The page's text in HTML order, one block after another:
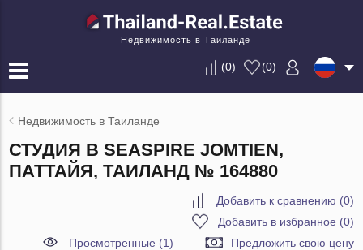
Недвижимость в Таиланде
(0) (0)
Недвижимость в Таиланде
СТУДИЯ В SEASPIRE JOMTIEN,
ПАТТАЙЯ, ТАИЛАНД № 164880
Добавить к сравнению (0)
Добавить в избранное (0)
Просмотренные (1)
Предложить свою цену